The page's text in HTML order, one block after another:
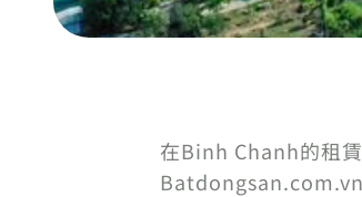
在Binh Chanh的租
Batdongsan.com.vn